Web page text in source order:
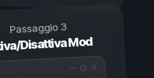
Passaggio 3
Disattiva Mod